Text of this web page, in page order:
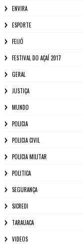
ENVIRA
ESPORTE
FEIJÓ
FESTIVAL DO AÇAÍ 2017
GERAL
JUSTIÇA
MUNDO
POLICIA
POLICIA CIVIL
POLICIA MILITAR
POLITICA
SEGURANÇA
SICREDI
TARAUACA
VIDEOS